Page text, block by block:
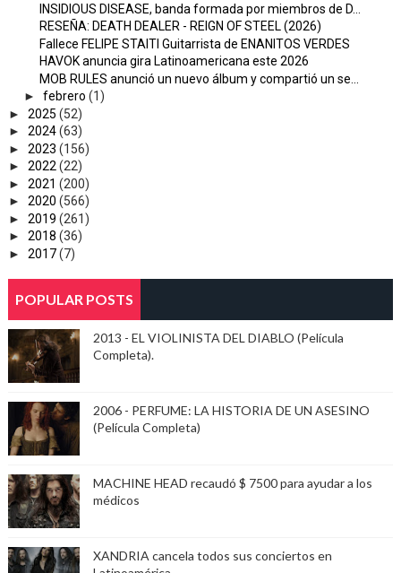
INSIDIOUS DISEASE, banda formada por miembros de D...
RESEÑA: DEATH DEALER - REIGN OF STEEL (2026)
Fallece FELIPE STAITI Guitarrista de ENANITOS VERDES
HAVOK anuncia gira Latinoamericana este 2026
MOB RULES anunció un nuevo álbum y compartió un se...
► febrero (1)
► 2025 (52)
► 2024(63)
► 2023 (156)
► 2022 (22)
► 2021 (200)
► 2020 (566)
► 2019 (261)
► 2018 (36)
► 2017(7)
POPULAR POSTS
2013 - EL VIOLINISTA DEL DIABLO (Película
Completa).
2006 - PERFUME: LA HISTORIA DE UN ASESINO
(Película Completa)
MACHINE HEAD recaudó $ 7500 para ayudar a los
médicos
XANDRIA cancela todos sus conciertos en